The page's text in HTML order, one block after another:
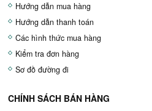
Hướng dẫn mua hàng
Hướng dẫn thanh toán
Các hình thức mua hàng
Kiểm tra đơn hàng
Sơ đồ đường đi
CHÍNH SÁCH BÁN HÀNG